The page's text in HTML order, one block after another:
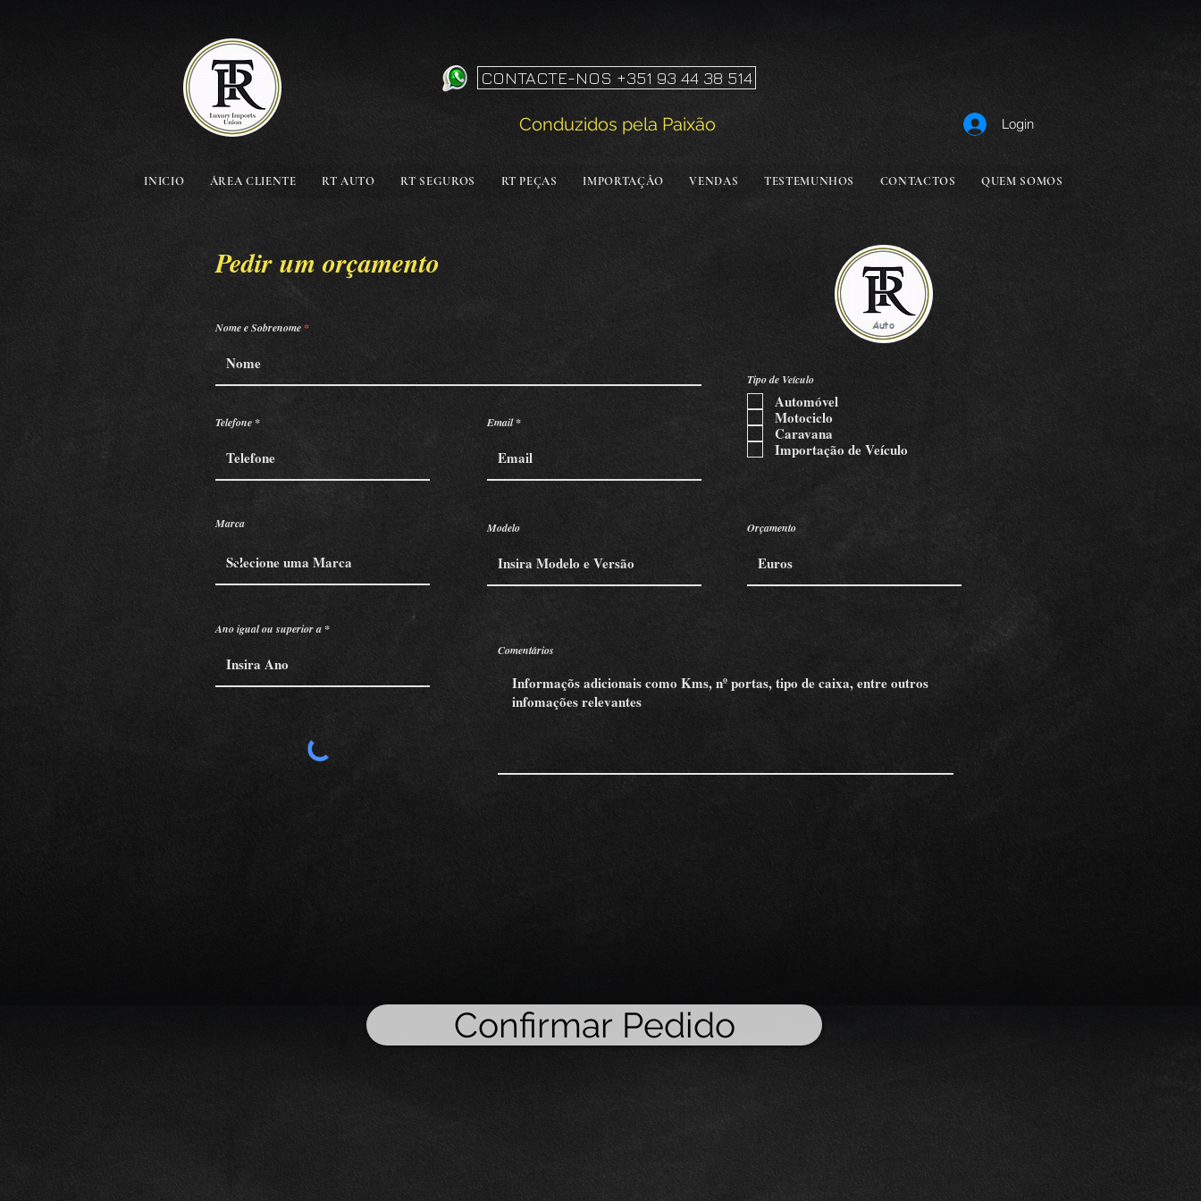
CONTACTE-NOS +351 93 44 38 514
Conduzidos pela Paixão Login
INICIO ÁREA CLIENTE RT AUTO RT SEGUROS RT PEÇAS IMPORTAÇÂO VENDAS TESTEMUNHOS CONTACTOS QUEM SOMOS
Pedir um orçamento
Nome e Sobrenome
Telefone Email
Tipo de Veículo
Automóvel
Motociclo
Caravana
Importação de Veículo
Marca Modelo Orçamento
Ano igual ou superior a
Comentários
Confirmar Pedido